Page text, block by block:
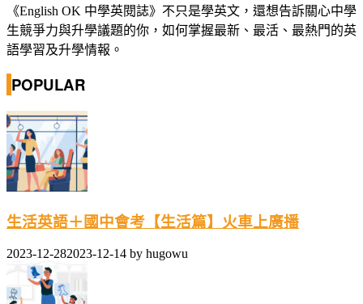
《English OK 中學英閱誌》不只是學英文，還想告訴關心中學
生競爭力與升學議題的你，如何掌握最新、最活、最熱門的英
語學習及升學情報。
POPULAR
生活英語＋國中會考【生活篇】火車上廣播
2023-12-282023-12-14 by hugowu